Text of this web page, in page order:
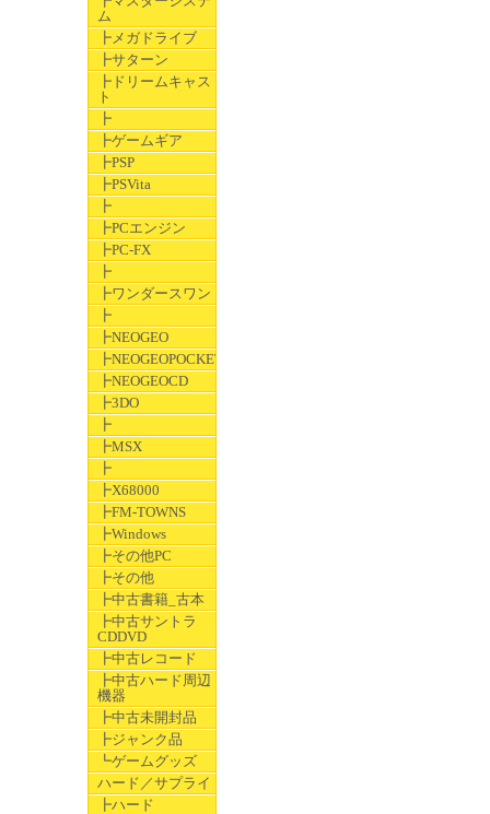
ム
┣メガドライブ
┣サターン
┣ドリームキャス
ト
┣
┣ゲームギア
┣PSP
┣PSVita
┣
┣PCエンジン
┣PC-FX
┣
┣ワンダースワン
┣
┣NEOGEO
┣NEOGEOPOCKET
┣NEOGEOCD
┣3DO
┣
┣MSX
┣
┣X68000
┣FM-TOWNS
┣Windows
┣その他PC
┣その他
┣中古書籍_古本
┣中古サントラ
CDDVD
┣中古レコード
┣中古ハード周辺
機器
┣中古未開封品
┣ジャンク品
┗ゲームグッズ
ハード／サプライ
┣ハード